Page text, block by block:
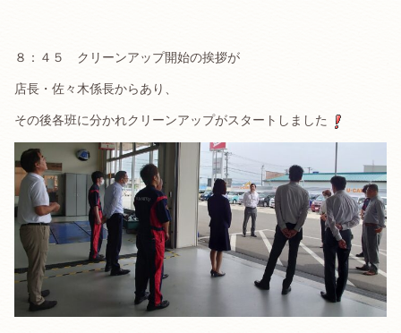
８：４５ クリーンアップ開始の挨拶が
店長・佐々木係長からあり、
その後各班に分かれクリーンアップがスタートしました